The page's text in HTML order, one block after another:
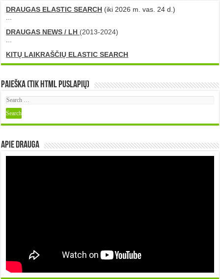
DRAUGAS ELASTIC SEARCH (iki 2026 m. vas. 24 d.)
DRAUGAS NEWS / LH (2013-2024)
KITŲ LAIKRAŠČIŲ ELASTIC SEARCH
Paieška (tik HTML puslapių)
Apie DRAUGA